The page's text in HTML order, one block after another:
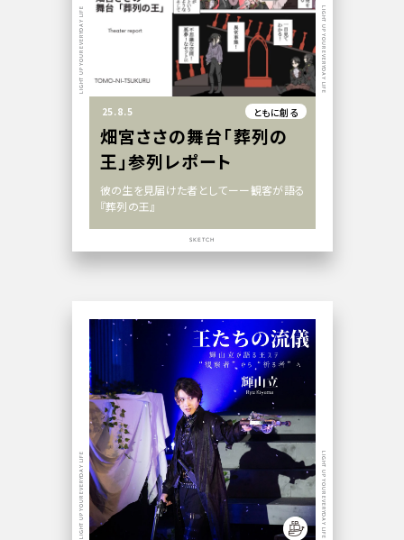
25.8.5 ともに創る
畑宮ささの舞台「葬列の
王」参列レポート
彼の生を見届けた者としてーー観客が語る
『葬列の王』
LIGHT UP YOUR EVERYDAY LIFE LIGHT UP YOUR EVERYDAY LIFE
SKETCH
LIGHT UP YOUR EVERYDAY LIFE LIGHT UP YOUR EVERYDAY LIFE